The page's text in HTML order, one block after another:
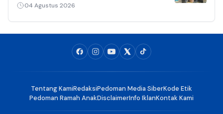
04 Agustus 2026
Tentang KamiRedaksiPedoman Media SiberKode Etik
Pedoman Ramah AnakDisclaimerInfo IklanKontak Kami